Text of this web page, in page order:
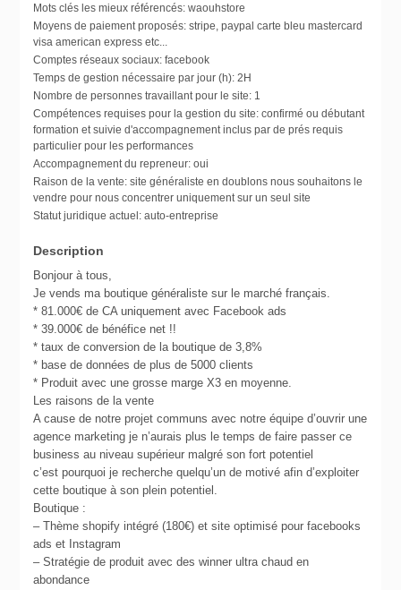
Mots clés les mieux référencés: waouhstore
Moyens de paiement proposés: stripe, paypal carte bleu mastercard
visa american express etc...
Comptes réseaux sociaux: facebook
Temps de gestion nécessaire par jour (h): 2H
Nombre de personnes travaillant pour le site: 1
Compétences requises pour la gestion du site: confirmé ou débutant
formation et suivie d'accompagnement inclus par de prés requis
particulier pour les performances
Accompagnement du repreneur: oui
Raison de la vente: site généraliste en doublons nous souhaitons le
vendre pour nous concentrer uniquement sur un seul site
Statut juridique actuel: auto-entreprise
Description
Bonjour à tous,
Je vends ma boutique généraliste sur le marché français.
* 81.000€ de CA uniquement avec Facebook ads
* 39.000€ de bénéfice net !!
* taux de conversion de la boutique de 3,8%
* base de données de plus de 5000 clients
* Produit avec une grosse marge X3 en moyenne.
Les raisons de la vente
A cause de notre projet communs avec notre équipe d’ouvrir une
agence marketing je n’aurais plus le temps de faire passer ce
business au niveau supérieur malgré son fort potentiel
c’est pourquoi je recherche quelqu’un de motivé afin d’exploiter
cette boutique à son plein potentiel.
Boutique :
– Thème shopify intégré (180€) et site optimisé pour facebooks
ads et Instagram
– Stratégie de produit avec des winner ultra chaud en
abondance